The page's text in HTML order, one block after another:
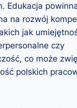
Edukacja
na rozwój
jak
czy
co może
polskich